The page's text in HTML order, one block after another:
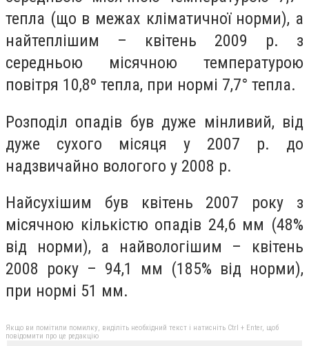
тепла (що в межах кліматичної норми), а
найтеплішим – квітень 2009 р. з
середньою місячною температурою
повітря 10,8º тепла, при нормі 7,7° тепла.
Розподіл опадів був дуже мінливий, від
дуже сухого місяця у 2007 р. до
надзвичайно вологого у 2008 р.
Найсухішим був квітень 2007 року з
місячною кількістю опадів 24,6 мм (48%
від норми), а найвологішим – квітень
2008 року – 94,1 мм (185% від норми),
при нормі 51 мм.
Якщо ви помітили помилку, виділіть необхідний текст і натисніть Ctrl + Enter, щоб
повідомити про це редакцію